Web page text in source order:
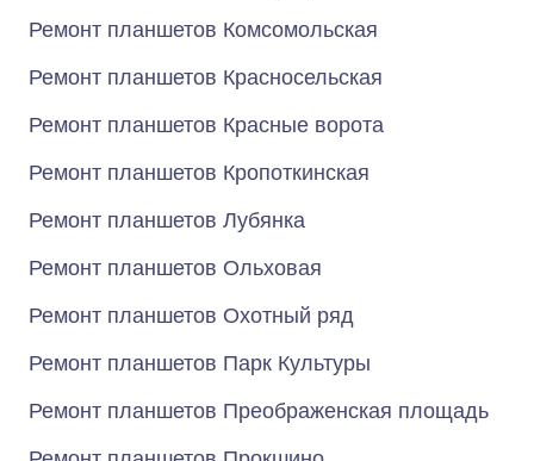
Ремонт планшетов Комсомольская
Ремонт планшетов Красносельская
Ремонт планшетов Красные ворота
Ремонт планшетов Кропоткинская
Ремонт планшетов Лубянка
Ремонт планшетов Ольховая
Ремонт планшетов Охотный ряд
Ремонт планшетов Парк Культуры
Ремонт планшетов Преображенская площадь